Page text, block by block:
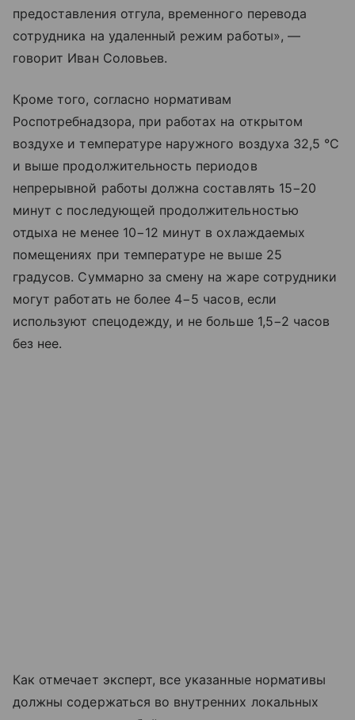
предоставления отгула, временного перевода
сотрудника на удаленный режим работы», —
говорит Иван Соловьев.
Кроме того, согласно нормативам
Роспотребнадзора, при работах на открытом
воздухе и температуре наружного воздуха 32,5 °C
и выше продолжительность периодов
непрерывной работы должна составлять 15−20
минут с последующей продолжительностью
отдыха не менее 10−12 минут в охлаждаемых
помещениях при температуре не выше 25
градусов. Суммарно за смену на жаре сотрудники
могут работать не более 4−5 часов, если
используют спецодежду, и не больше 1,5−2 часов
без нее.
Как отмечает эксперт, все указанные нормативы
должны содержаться во внутренних локальных